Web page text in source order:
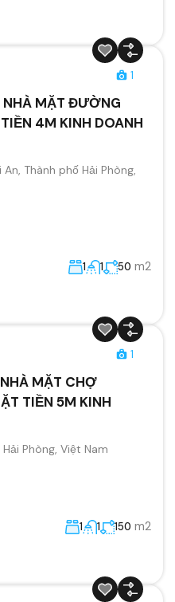
1
NHÀ MẶT ĐƯỜNG
4M KINH DOANH
Thành phố Hải Phòng,
1 1 50 m2
1
MẶT CHỢ
TIỀN 5M KINH
Phòng, Việt Nam
1 1 150 m2